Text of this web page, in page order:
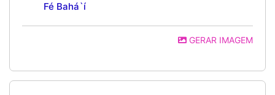
Fé Bahá`í
GERAR IMAGEM